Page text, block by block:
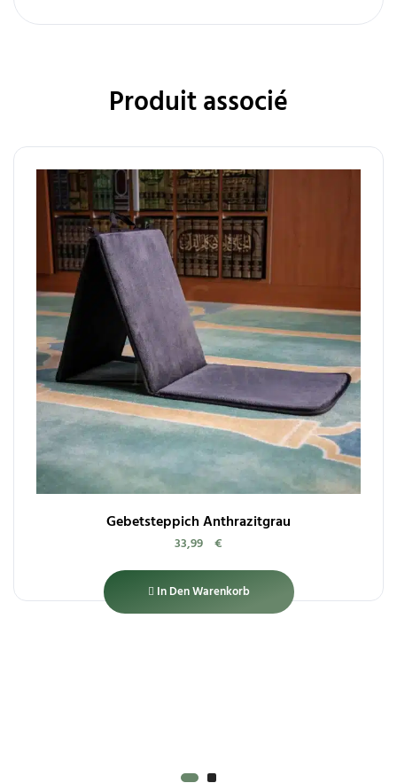
Produit associé
Gebetsteppich Anthrazitgrau
33,99 €
In Den Warenkorb